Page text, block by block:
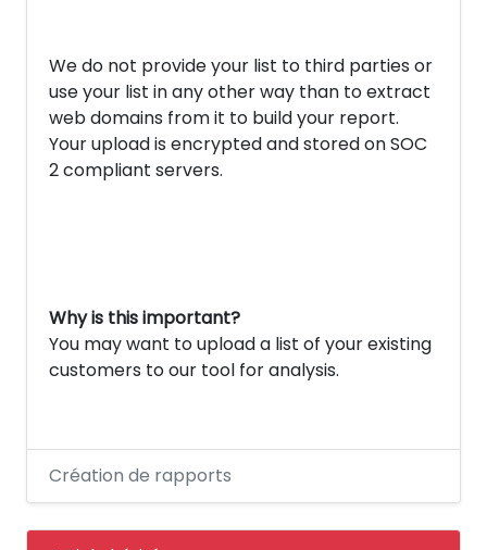
We do not provide your list to third parties or
use your list in any other way than to extract
web domains from it to build your report.
Your upload is encrypted and stored on SOC
2 compliant servers.
Why is this important?
You may want to upload a list of your existing
customers to our tool for analysis.
Création de rapports